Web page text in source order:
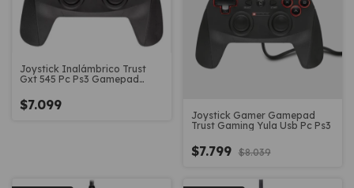
Joystick Inalámbrico Trust
Gxt 545 Pc Ps3 Gamepad
$7.099
Joystick Gamer Gamepad
Trust Gaming Yula Usb Pc Ps3
$7.799 $8.039